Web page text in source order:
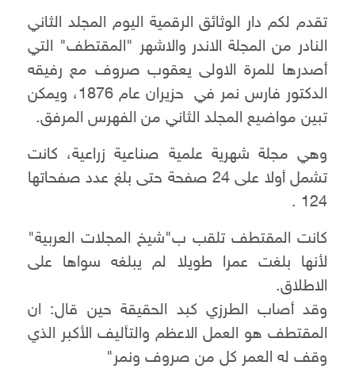
تقدم لكم دار الوثائق الرقمية اليوم المجلد الثاني
النادر من المجلة الاندر والاشهر "المقتطف" التي
أصدرها للمرة الاولى يعقوب صروف مع رفيقه
الدكتور فارس نمر في حزيران عام 1876، ويمكن
تبين مواضيع المجلد الثاني من الفهرس المرفق.
وهي مجلة شهرية علمية صناعية زراعية، كانت
تشمل أولا على 24 صفحة حتى بلغ عدد صفحاتها
124 .
كانت المقتطف تلقب ب"شيخ المجلات العربية"
لأنها بلغت عمرا طويلا لم يبلغه سواها على
الاطلاق.
وقد أصاب الطرزي كبد الحقيقة حين قال: ان
المقتطف هو العمل الاعظم والتأليف الأكبر الذي
وقف له العمر كل من صروف ونمر"